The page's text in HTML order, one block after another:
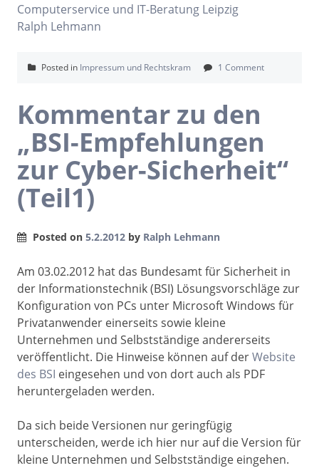
Computerservice und IT-Beratung Leipzig
Ralph Lehmann
Posted in Impressum und Rechtskram 1 Comment
Kommentar zu den
„BSI-Empfehlungen
zur Cyber-Sicherheit“
(Teil1)
Posted on 5.2.2012 by Ralph Lehmann
Am 03.02.2012 hat das Bundesamt für Sicherheit in
der Informationstechnik (BSI) Lösungsvorschläge zur
Konfiguration von PCs unter Microsoft Windows für
Privatanwender einerseits sowie kleine
Unternehmen und Selbstständige andererseits
veröffentlicht. Die Hinweise können auf derWebsite
des BSI eingesehen und von dort auch als PDF
heruntergeladen werden.
Da sich beide Versionen nur geringfügig
unterscheiden, werde ich hier nur auf die Version für
kleine Unternehmen und Selbstständige eingehen.